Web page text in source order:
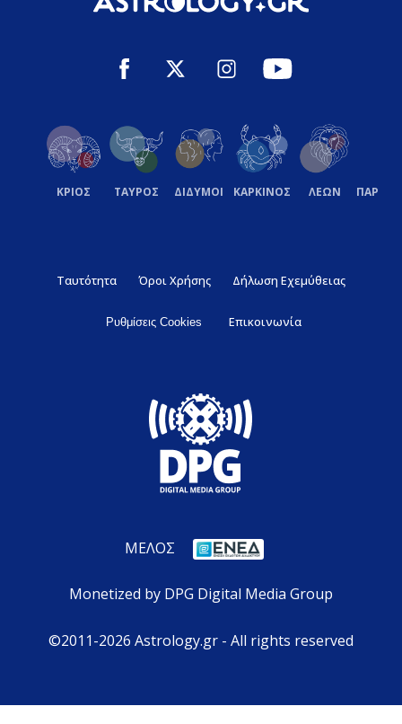
ΚΡΙΟΣ ΤΑΥΡΟΣ ΔΙΔΥΜΟΙ ΚΑΡΚΙΝΟΣ ΛΕΩΝ
Ταυτότητα Όροι Χρήσης Δήλωση Εχεμύθειας
Ρυθμίσεις Cookies Επικοινωνία
ΜΕΛΟΣ
Monetized by DPG Digital Media Group
©2011-2026 Astrology.gr - All rights reserved